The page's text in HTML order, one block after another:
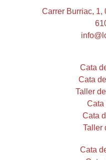
Carrer Burriac, 1,
Cata
Cata
Taller
Cata
Cata
Taller
Cata